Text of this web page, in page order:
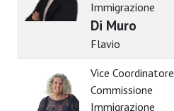
Immigrazione
Di Muro
Flavio
Vice Coordinatore
Commissione
Immigrazione